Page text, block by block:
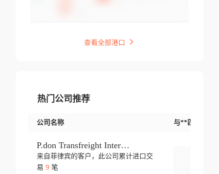
查看全部港口
热门公司推荐
公司名称 与**匹配交易
P.don Transfreight International
来自菲律宾的客户，此公司累计进口交
易 9 笔